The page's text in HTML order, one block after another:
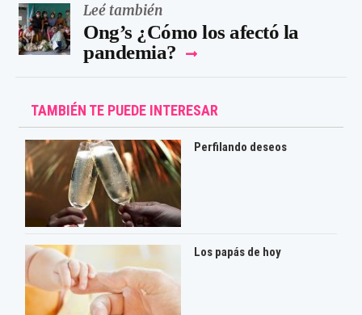
Leé también
Ong’s ¿Cómo los afectó la
pandemia?
TAMBIÉN TE PUEDE INTERESAR
Perfilando deseos
Los papás de hoy